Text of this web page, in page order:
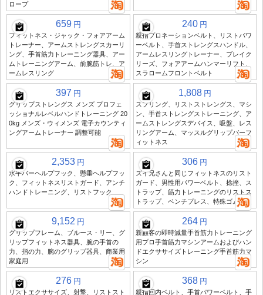
ロープ
659 円
フィットネス・ジャック・フォアアーム
トレーナー、アームストレングスカーリ
ング、手首筋力トレーニング器具、アー
ムトレーニングアーム、前腕筋トレ、ア
ームレスリング
240 円
親指プロネーションベルト、リストパワ
ーベルト、手首ストレングスハンドル、
アームレスリングトレーナー、ブレイク
リーズ、フォアアームハンマーリフト、
スラロームフロントベルト
397 円
グリップストレングス メンズ プロフェ
ッショナルレベルハンドトレーニング 20
0kg メンズ・ウィメンズ 電子カウンティ
ングアームトレーナー 調整可能
1,808 円
スプリング、リストストレングス、マシ
ン、手首ストレングストレーニング、ア
ームストレングスデバイス、吸盤、レス
リングアーム、マッスルグリップバーフ
ィットネス
2,353 円
水平バーヘルプフック、懸垂ヘルプフッ
ク、フィットネスリストガード、アンチ
ハンドトレーニング、リストフック
306 円
ズイ兄さんと同じフィットネスのリスト
ガード、男性用パワーベルト、捻挫、ス
トラップ、筋力トレーニングのリストス
トラップ、ベンチプレス、特殊ゴム圧迫
9,152 円
グリップフレーム、ブルース・リー、グ
リップフィットネス器具、腕の手首の
力、指の力、腕のグリップ器具、商業用
家庭用
264 円
新顧客の即時減量手首筋力トレーニング
用プロ手首筋力マシンアームおよびハン
ドエクササイズトレーニング手首筋力マ
シン
276 円
リストエクササイズ、射撃、リストスト
368 円
親指回内ベルト、手首パワーベルト、手